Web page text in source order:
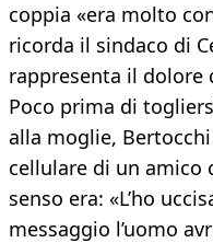
coppia «era molto
ricorda il sindaco di
rappresenta il dolore
Poco prima di
alla moglie,
cellulare di un amico
senso era: «L’ho
messaggio l’uomo